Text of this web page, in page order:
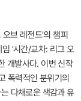
브 레전드'의 챔피
'시간/교차: 리그 오
개발사다. 이번 신작
폭력적인 분위기의
다채로운 색감과 유